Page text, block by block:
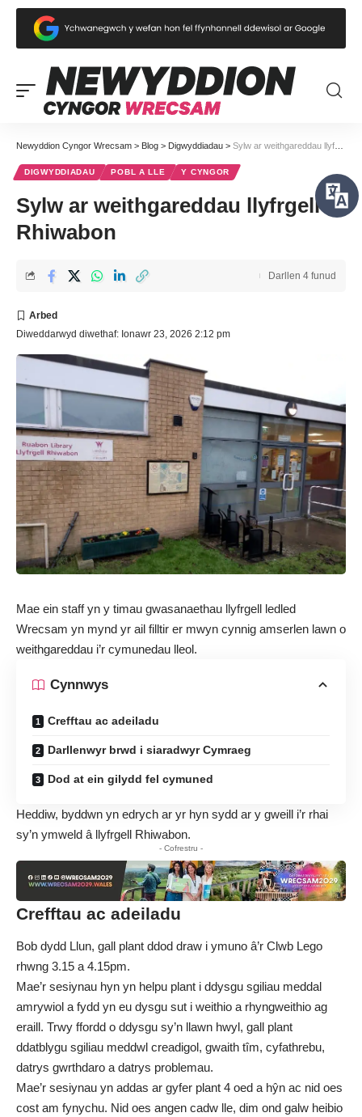
Newyddion Cyngor Wrecsam > Blog > Digwyddiadau > Sylw ar weithgareddau llyfrgell Rhiwabon
DIGWYDDIADAU POBL A LLE Y CYNGOR
Sylw ar weithgareddau llyfrgell
Rhiwabon
Diweddarwyd diwethaf: Ionawr 23, 2026 2:12 pm
Darllen 4 funud
Mae ein staff yn y timau gwasanaethau llyfrgell ledled
Wrecsam yn mynd yr ail filltir er mwyn cynnig amserlen lawn o
weithgareddau i’r cymunedau lleol.
Cynnwys
Crefftau ac adeiladu
Darllenwyr brwd i siaradwyr Cymraeg
Dod at ein gilydd fel cymuned
Heddiw, byddwn yn edrych ar yr hyn sydd ar y gweill i’r rhai
sy’n ymweld â llyfrgell Rhiwabon.
- Cofrestru -
Crefftau ac adeiladu
Bob dydd Llun, gall plant ddod draw i ymuno â’r Clwb Lego
rhwng 3.15 a 4.15pm.
Mae’r sesiynau hyn yn helpu plant i ddysgu sgiliau meddal
amrywiol a fydd yn eu dysgu sut i weithio a rhyngweithio ag
eraill. Trwy ffordd o ddysgu sy’n llawn hwyl, gall plant
ddatblygu sgiliau meddwl creadigol, gwaith tîm, cyfathrebu,
datrys gwrthdaro a datrys problemau.
Mae’r sesiynau yn addas ar gyfer plant 4 oed a hŷn ac nid oes
cost am fynychu. Nid oes angen cadw lle, dim ond galw heibio